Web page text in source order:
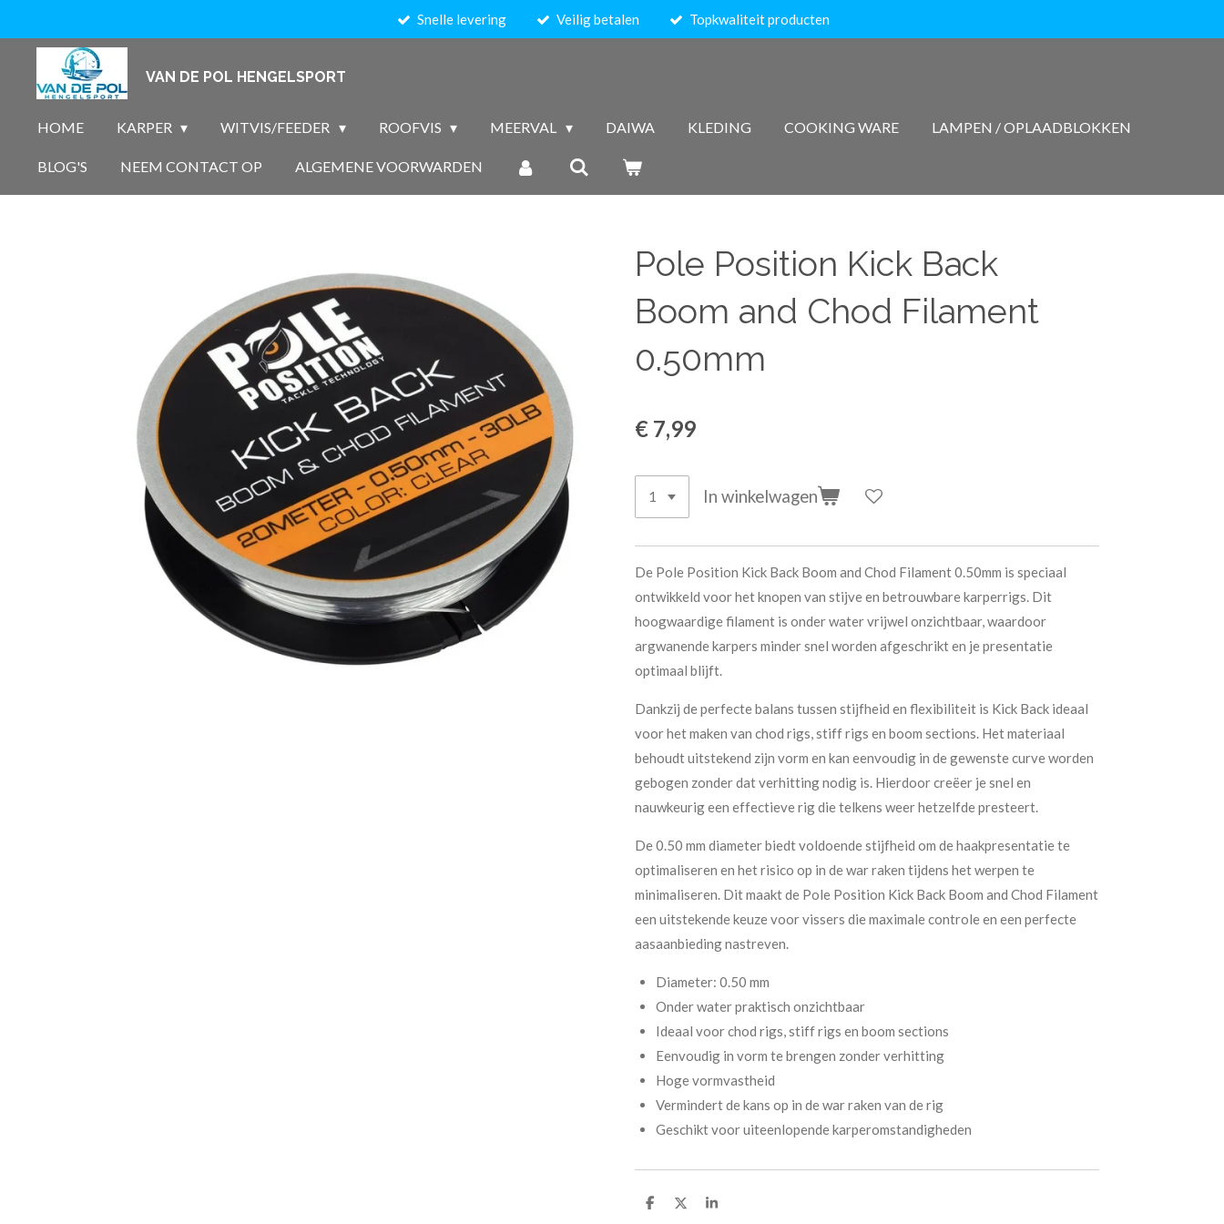
direct
Snelle levering Veilig betalen Topkwaliteit producten
VAN DE POL HENGELSPORT
HOME KARPER WITVIS/FEEDER ROOFVIS MEERVAL DAIWA KLEDING COOKING WARE LAMPEN / OPLAADBLOKKEN
BLOG'S NEEM CONTACT OP ALGEMENE VOORWARDEN
Pole Position Kick Back
Boom and Chod Filament
0.50mm
€ 7,99
In winkelwagen
De Pole Position Kick Back Boom and Chod Filament 0.50mm is speciaal
ontwikkeld voor het knopen van stijve en betrouwbare karperrigs. Dit
hoogwaardige filament is onder water vrijwel onzichtbaar, waardoor
argwanende karpers minder snel worden afgeschrikt en je presentatie
optimaal blijft.
Dankzij de perfecte balans tussen stijfheid en flexibiliteit is Kick Back ideaal
voor het maken van chod rigs, stiff rigs en boom sections. Het materiaal
behoudt uitstekend zijn vorm en kan eenvoudig in de gewenste curve worden
gebogen zonder dat verhitting nodig is. Hierdoor creëer je snel en
nauwkeurig een effectieve rig die telkens weer hetzelfde presteert.
De 0.50 mm diameter biedt voldoende stijfheid om de haakpresentatie te
optimaliseren en het risico op in de war raken tijdens het werpen te
minimaliseren. Dit maakt de Pole Position Kick Back Boom and Chod Filament
een uitstekende keuze voor vissers die maximale controle en een perfecte
aasaanbieding nastreven.
Diameter: 0.50 mm
Onder water praktisch onzichtbaar
Ideaal voor chod rigs, stiff rigs en boom sections
Eenvoudig in vorm te brengen zonder verhitting
Hoge vormvastheid
Vermindert de kans op in de war raken van de rig
Geschikt voor uiteenlopende karperomstandigheden
D
D
S